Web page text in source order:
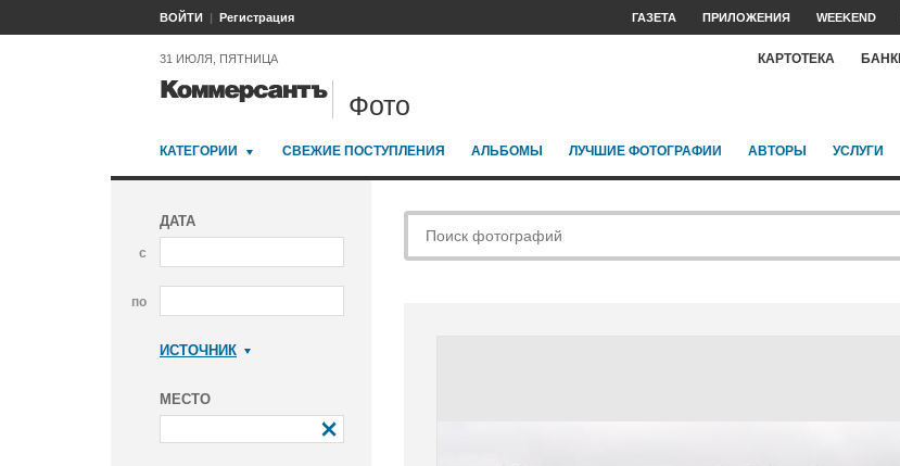
ВОЙТИ Регистрация ГАЗЕТА ПРИЛОЖЕНИЯ WEEKEND
31 ИЮЛЯ, ПЯТНИЦА КАРТОТЕКА
Фото
КАТЕГОРИИ СВЕЖИЕ ПОСТУПЛЕНИЯ АЛЬБОМЫ ЛУЧШИЕ ФОТОГРАФИИ АВТОРЫ УСЛУГИ
ДАТА
с
по
ИСТОЧНИК
МЕСТО